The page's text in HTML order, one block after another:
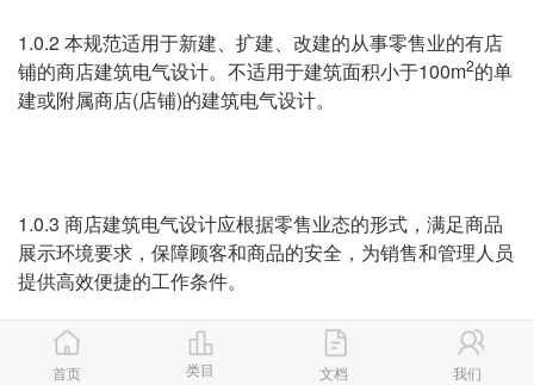
1.0.2 本规范适用于新建、扩建、改建的从事零售业的有店
铺的商店建筑电气设计。不适用于建筑面积小于100m2的单
建或附属商店(店铺)的建筑电气设计。
1.0.3 商店建筑电气设计应根据零售业态的形式，满足商品
展示环境要求，保障顾客和商品的安全，为销售和管理人员
提供高效便捷的工作条件。
首页 类目 文档 我们